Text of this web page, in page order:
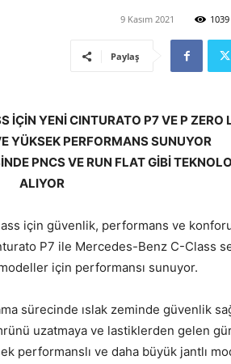
9 Kasım 2021 1039
Paylaş
İÇİN YENİ CINTURATO P7 VE P ZERO
YÜKSEK PERFORMANS SUNUYOR
PNCS VE RUN FLAT GİBİ
ALIYOR
için güvenlik, performans ve
P7 ile Mercedes-Benz C-Class
için performansı sunuyor.
sürecinde ıslak zeminde güvenlik
uzatmaya ve lastiklerden gelen
performanslı ve daha büyük jantlı